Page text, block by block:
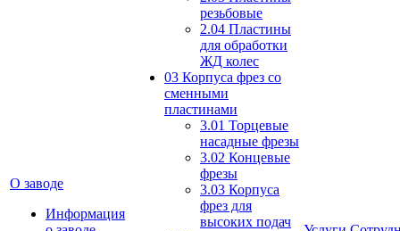
О заводе
Информация
резьбовые
2.04 Пластины
для обработки
ЖД колес
03 Корпуса фрез со
сменными
пластинами
3.01 Торцевые
насадные фрезы
3.02 Концевые
фрезы
3.03 Корпуса
фрез для
высоких подач